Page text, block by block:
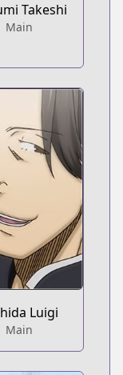
Takeshi
Main
Luigi
Main